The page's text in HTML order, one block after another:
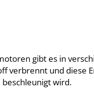
gibt es in
verbrennt und diese
wird.